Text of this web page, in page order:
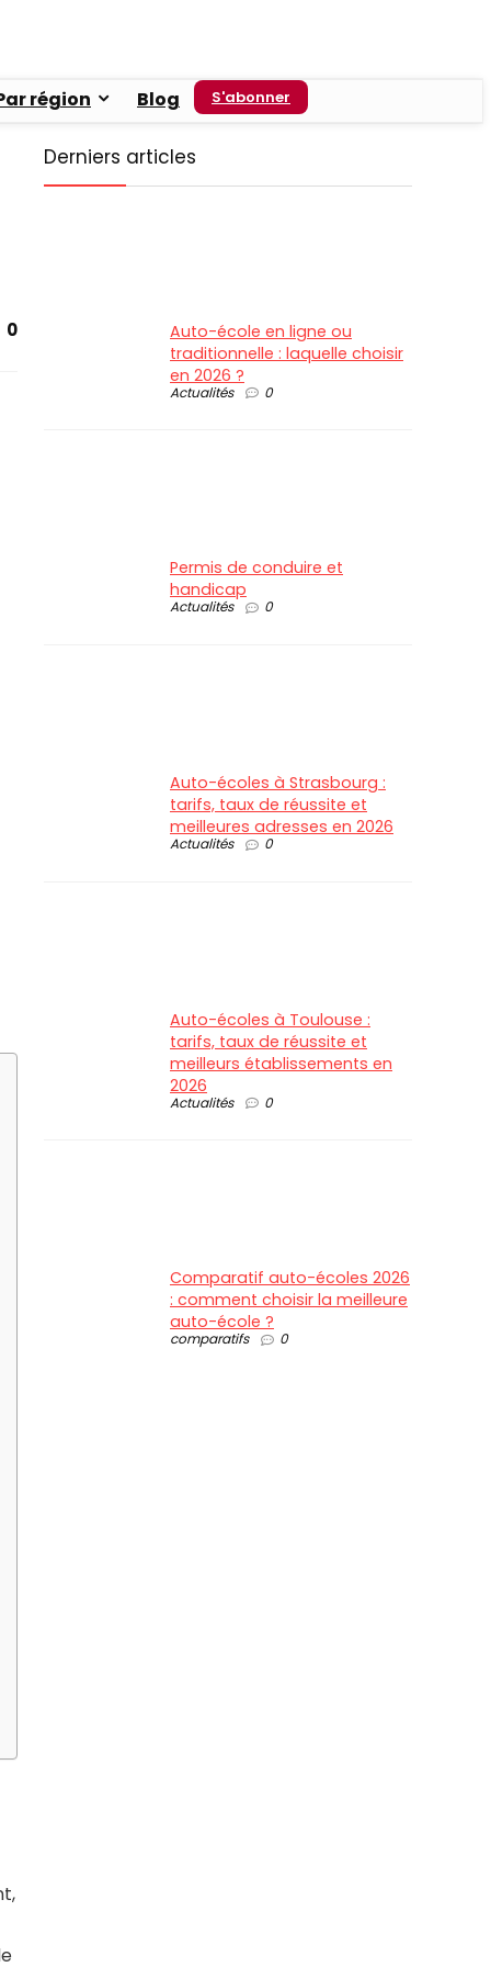
région Blog S'abonner
0
Derniers articles
Auto-école en ligne ou
traditionnelle : laquelle choisir
en 2026 ?
Actualités 0
Permis de conduire et
handicap
Actualités 0
Auto-écoles à Strasbourg :
tarifs, taux de réussite et
meilleures adresses en 2026
Actualités 0
Auto-écoles à Toulouse :
tarifs, taux de réussite et
meilleurs établissements en
2026
Actualités 0
Comparatif auto-écoles 2026
: comment choisir la meilleure
auto-école ?
comparatifs 0